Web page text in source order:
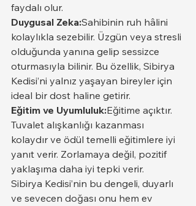
faydalı olur.
Duygusal Zeka:Sahibinin ruh hâlini
kolaylıkla sezebilir. Üzgün veya stresli
olduğunda yanına gelip sessizce
oturmasıyla bilinir. Bu özellik, Sibirya
Kedisi’ni yalnız yaşayan bireyler için
ideal bir dost haline getirir.
Eğitim ve Uyumluluk:Eğitime açıktır.
Tuvalet alışkanlığı kazanması
kolaydır ve ödül temelli eğitimlere iyi
yanıt verir. Zorlamaya değil, pozitif
yaklaşıma daha iyi tepki verir.
Sibirya Kedisi’nin bu dengeli, duyarlı
ve sevecen doğası onu hem ev